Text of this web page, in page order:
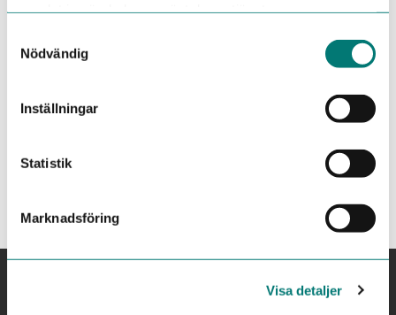
Nödvändig
Inställningar
Statistik
Marknadsföring
Visa detaljer